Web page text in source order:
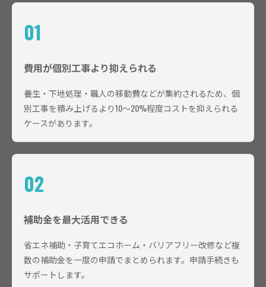
01
費用が個別工事より抑えられる
養生・下地処理・職人の移動費などが集約されるため、個
別工事を積み上げるより10〜20%程度コストを抑えられる
ケースがあります。
02
補助金を最大活用できる
省エネ補助・子育てエコホーム・バリアフリー改修など複
数の補助金を一度の申請でまとめられます。申請手続きも
サポートします。